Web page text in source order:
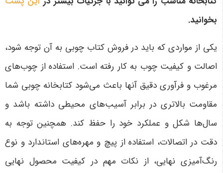
بخوانید.
یکی از مواردی که باید در فروش کتاب چوبی به آن توجه شود،
اصالت و کیفیت چوب به کار رفته است. استفاده از چوب‌های
مرغوب و فرآوری دقیق آنها باعث می‌شود کتابخانه چوبی شما
مقاومت بالاتری در برابر آسیب‌های محیطی داشته باشد و
سال‌ها شکل و عملکرد خود را حفظ کند. همچنین توجه به
دقت در اتصالات، استفاده از پیچ و مهره‌های استاندارد و نوع
رنگ‌آمیزی نهایی، از نکات مهم در کیفیت محصول نهایی